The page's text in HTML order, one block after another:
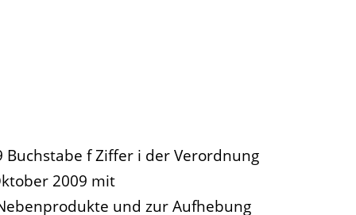
f Ziffer i der Verordnung
2009 mit
und zur Aufhebung